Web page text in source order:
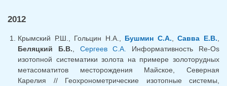
2012
Крымский Р.Ш., Гольцин Н.А., Бушмин С.А. ,Савва Е.В.
Беляцкий Б.В.
Сергеев С.А.
Информативность Re-Os
изотопной систематики золота на примере золоторудных
метасоматитов месторождения Майское, Северная
Карелия // Геохронометрические изотопные системы,